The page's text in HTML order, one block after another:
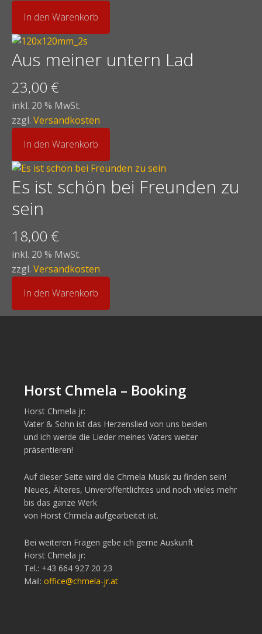
In den Warenkorb
Aus meiner untern Lad
23,00 €
inkl. 20 % MwSt.
zzgl. Versandkosten
In den Warenkorb
Es ist schön bei Freunden zu
sein
18,00 €
inkl. 20 % MwSt.
zzgl. Versandkosten
In den Warenkorb
Horst Chmela – Booking
Horst Chmela jr:
Vater & Sohn ist das Herzenslied von uns beiden
und ich werde die Lieder meines Vaters weiter
präsentieren!
Auf dieser Seite wird die Chmela Musik zu finden sein!
Neues, Älteres, Unveröffentlichtes und noch vieles mehr
bis das ganze Werk
von Horst Chmela aufgearbeitet ist.
Bei weiteren Fragen gebe ich gerne Auskunft
Horst Chmela jr:
Tel.: +43 664 927 20 23
Mail: office@chmela-jr.at